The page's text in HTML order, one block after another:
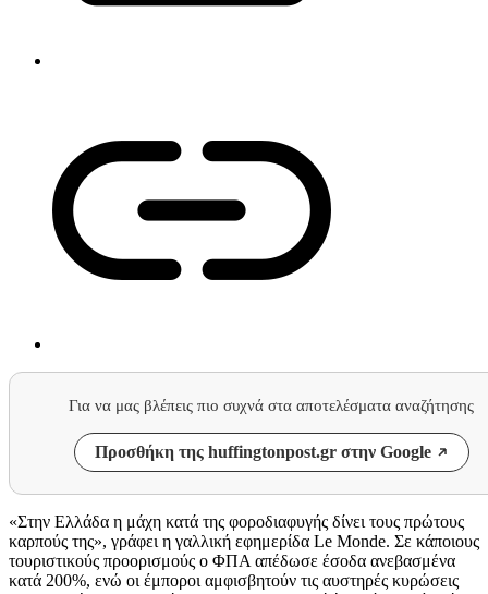
Για να μας βλέπεις πιο συχνά στα αποτελέσματα αναζήτησης
Προσθήκη της huffingtonpost.gr στην Google
«Στην Ελλάδα η μάχη κατά της φοροδιαφυγής δίνει τους πρώτους
καρπούς της», γράφει η γαλλική εφημερίδα Le Monde. Σε κάποιους
τουριστικούς προορισμούς ο ΦΠΑ απέδωσε έσοδα ανεβασμένα
κατά 200%, ενώ οι έμποροι αμφισβητούν τις αυστηρές κυρώσεις